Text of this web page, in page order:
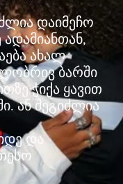
დაიმეჩო
ადამიანთან,
ახალ
ბარში
ჭიქა ყავით
ან შეგიძლია
და